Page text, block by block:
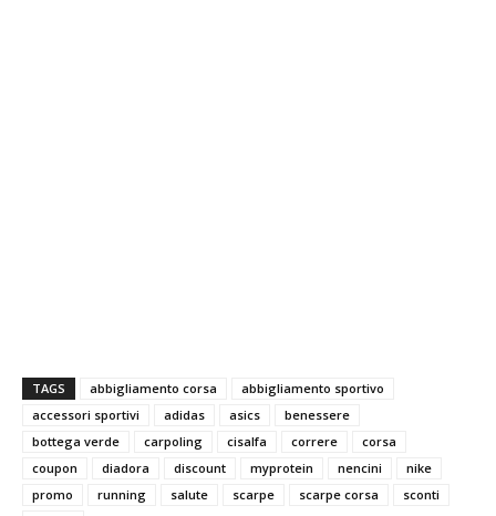
TAGS abbigliamento corsa
abbigliamento sportivo
accessori sportivi
adidas asics
benessere
bottega verde
carpoling cisalfa correre
corsa
coupon
diadora discount myprotein nencini
nike
promo
running salute scarpe scarpe corsa
sconti